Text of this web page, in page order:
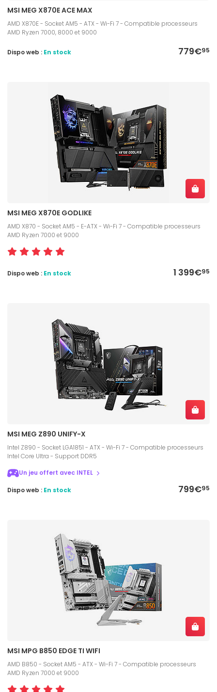
MSI MEG X870E ACE MAX
AMD X870E - Socket AM5 - ATX - Wi-Fi 7 - Compatible processeurs
AMD Ryzen 7000, 8000 et 9000
779€95
Dispo web : En stock
MSI MEG X870E GODLIKE
AMD X870 - Socket AM5 - E-ATX - Wi-Fi 7 - Compatible processeurs
AMD Ryzen 7000 et 9000
1 399€95
Dispo web : En stock
MSI MEG Z890 UNIFY-X
Intel Z890 - Socket LGA1851 - ATX - Wi-Fi 7 - Compatible processeurs
Intel Core Ultra - Support DDR5
Un jeu offert avec INTEL
799€95
Dispo web : En stock
MSI MPG B850 EDGE TI WIFI
AMD B850 - Socket AM5 - ATX - Wi-Fi 7 - Compatible processeurs
AMD Ryzen 7000 et 9000